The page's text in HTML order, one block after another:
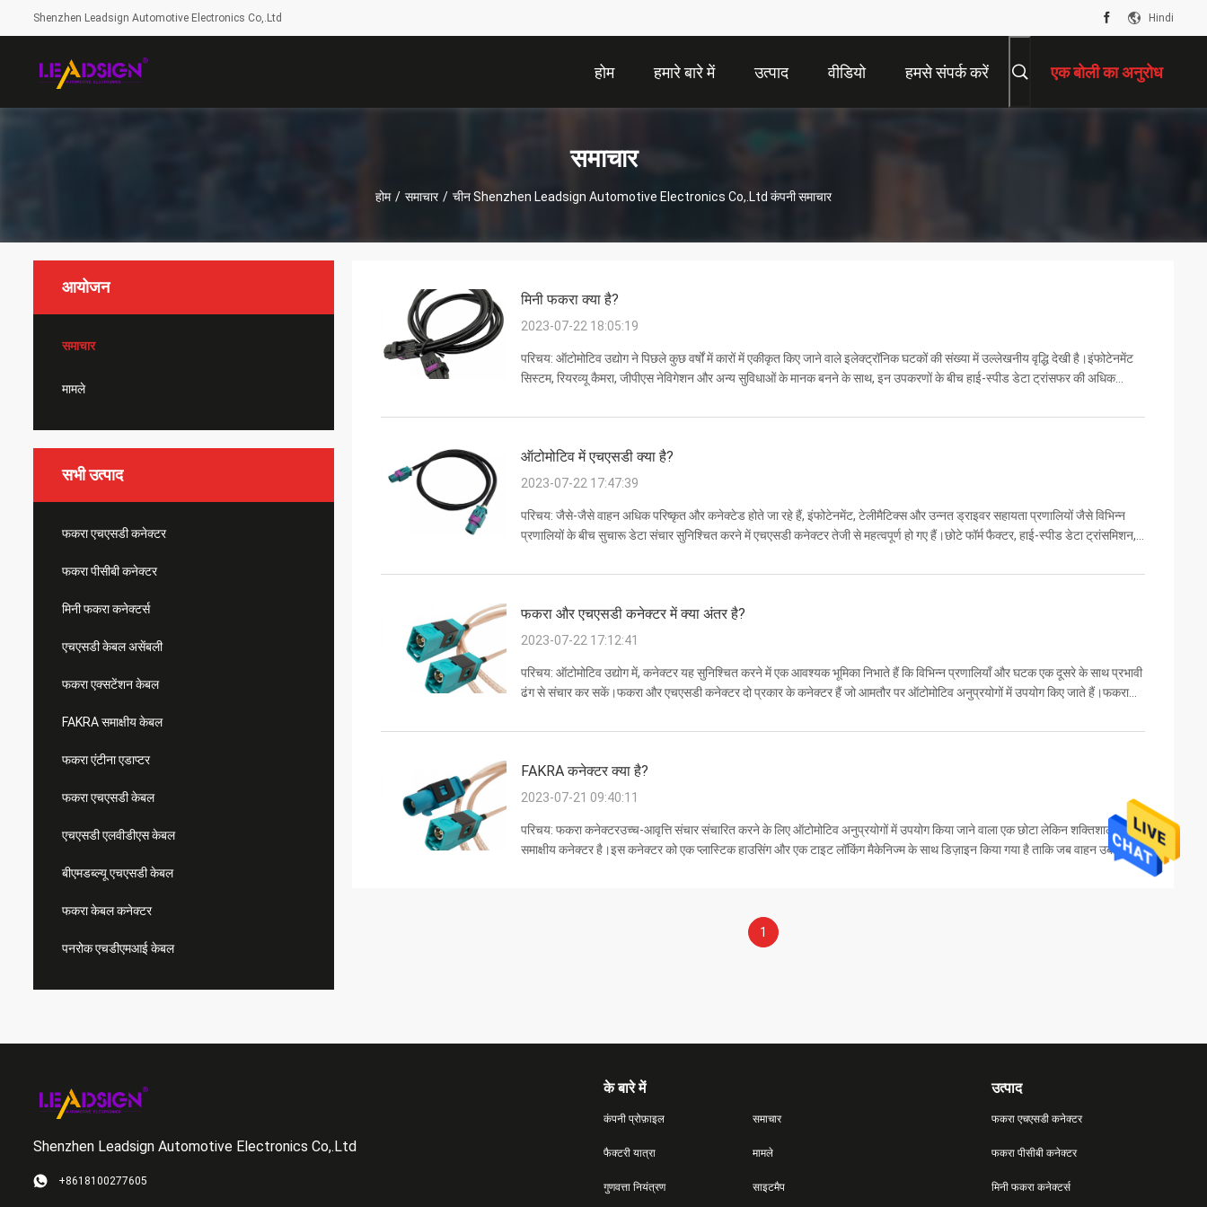
Shenzhen Leadsign Automotive Electronics Co,.Ltd Hindi
होम हमारे बारे में उत्पाद वीडियो हमसे संपर्क करें एक बोली का अनुरोध
समाचार
होम / समाचार / चीन Shenzhen Leadsign Automotive Electronics Co,.Ltd कंपनी समाचार
आयोजन
समाचार
मामले
सभी उत्पाद
फकरा एचएसडी कनेक्टर
फकरा पीसीबी कनेक्टर
मिनी फकरा कनेक्टर्स
एचएसडी केबल असेंबली
फकरा एक्सटेंशन केबल
FAKRA समाक्षीय केबल
फकरा एंटीना एडाप्टर
फकरा एचएसडी केबल
एचएसडी एलवीडीएस केबल
बीएमडब्ल्यू एचएसडी केबल
फकरा केबल कनेक्टर
पनरोक एचडीएमआई केबल
मिनी फकरा क्या है?
2023-07-22 18:05:19
परिचय: ऑटोमोटिव उद्योग ने पिछले कुछ वर्षों में कारों में एकीकृत किए जाने वाले इलेक्ट्रॉनिक घटकों की संख्या में उल्लेखनीय वृद्धि देखी है।इंफोटेनमेंट
सिस्टम, रियरव्यू कैमरा, जीपीएस नेविगेशन और अन्य सुविधाओं के मानक बनने के साथ, इन उपकरणों के बीच हाई-स्पीड डेटा ट्रांसफर की अधिक
ऑटोमोटिव में एचएसडी क्या है?
2023-07-22 17:47:39
परिचय: जैसे-जैसे वाहन अधिक परिष्कृत और कनेक्टेड होते जा रहे हैं, इंफोटेनमेंट, टेलीमैटिक्स और उन्नत ड्राइवर सहायता प्रणालियों जैसे विभिन्न
प्रणालियों के बीच सुचारू डेटा संचार सुनिश्चित करने में एचएसडी कनेक्टर तेजी से महत्वपूर्ण हो गए हैं।छोटे फॉर्म फैक्टर, हाई-स्पीड डेटा ट्रांसमिशन,
फकरा और एचएसडी कनेक्टर में क्या अंतर है?
2023-07-22 17:12:41
परिचय: ऑटोमोटिव उद्योग में, कनेक्टर यह सुनिश्चित करने में एक आवश्यक भूमिका निभाते हैं कि विभिन्न प्रणालियाँ और घटक एक दूसरे के साथ प्रभावी
ढंग से संचार कर सकें।फकरा और एचएसडी कनेक्टर दो प्रकार के कनेक्टर हैं जो आमतौर पर ऑटोमोटिव अनुप्रयोगों में उपयोग किए जाते हैं।फकरा
FAKRA कनेक्टर क्या है?
2023-07-21 09:40:11
परिचय: फकरा कनेक्टरउच्च-आवृत्ति संचार संचारित करने के लिए ऑटोमोटिव अनुप्रयोगों में उपयोग किया जाने वाला एक छोटा लेकिन शक्तिशाली
समाक्षीय कनेक्टर है।इस कनेक्टर को एक प्लास्टिक हाउसिंग और एक टाइट लॉकिंग मैकेनिज्म के साथ डिज़ाइन किया गया है ताकि जब वाहन उबड़-
1
Shenzhen Leadsign Automotive Electronics Co,.Ltd
+8618100277605
के बारे में
कंपनी प्रोफ़ाइल
फैक्टरी यात्रा
गुणवत्ता नियंत्रण
समाचार
मामले
साइटमैप
उत्पाद
फकरा एचएसडी कनेक्टर
फकरा पीसीबी कनेक्टर
मिनी फकरा कनेक्टर्स